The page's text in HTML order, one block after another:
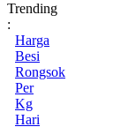
Trending
:
Harga
Besi
Rongsok
Per
Kg
Hari